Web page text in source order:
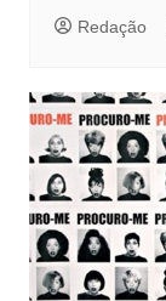
Redação